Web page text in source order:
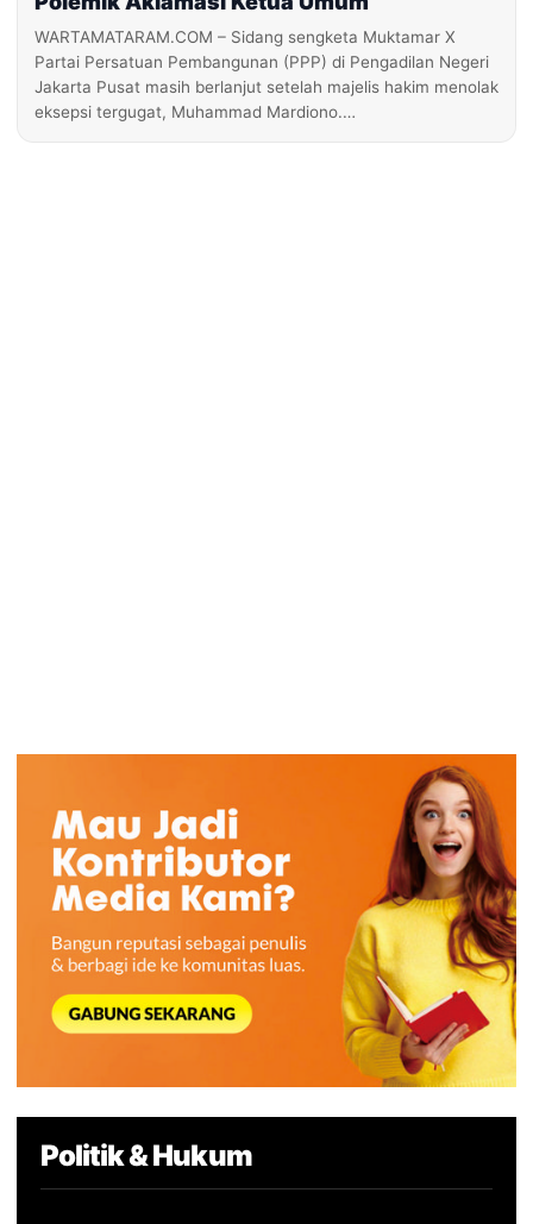
WARTAMATARAM.COM – Sidang sengketa Muktamar X
Partai Persatuan Pembangunan (PPP) di Pengadilan Negeri
Jakarta Pusat masih berlanjut setelah majelis hakim menolak
eksepsi tergugat, Muhammad Mardiono.…
Politik & Hukum